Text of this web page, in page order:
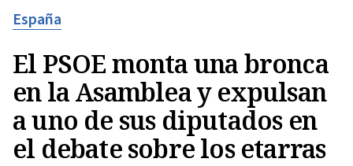
España
El PSOE monta una bronca
en la Asamblea y expulsan
a uno de sus diputados en
el debate sobre los etarras